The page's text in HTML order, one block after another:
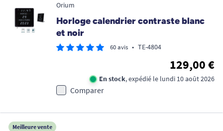
Orium
Horloge calendrier contraste blanc
et noir
60 avis • TE-4804
129,00 €
En stock, expédié le lundi 10 août 2026
Comparer
Meilleure vente